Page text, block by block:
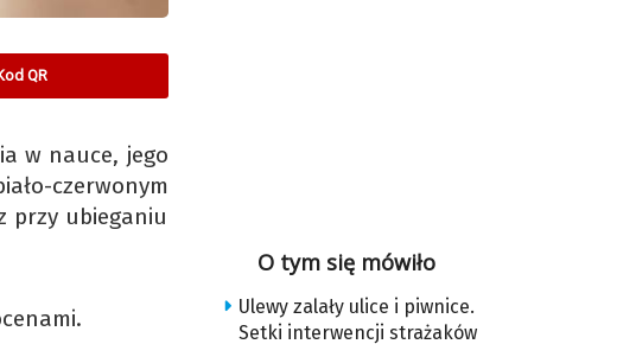
QR
w nauce, jego
czerwonym
przy ubieganiu
O tym się mówiło
Ulewy zalały ulice i piwnice.
Setki interwencji strażaków